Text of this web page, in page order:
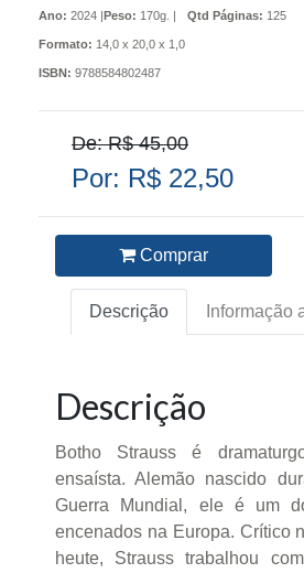
Ano: 2024 |Peso: 170g. | Qtd Páginas: 125
Formato: 14,0 x 20,0 x 1,0
ISBN: 9788584802487
De: R$ 45,00
Por: R$ 22,50
Comprar
Descrição Informação
Descrição
Botho Strauss é
ensaísta. Alemão nascido
Guerra Mundial, ele é um
encenados na Europa. Crítico
heute, Strauss trabalhou